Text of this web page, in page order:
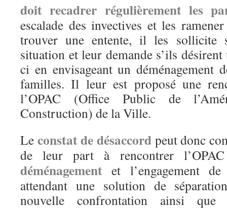
doit recadrer régulièrement les
escalade des invectives et les
trouver une entente, il les
situation et leur demande s’ils
ci en envisageant un déménagement
familles. Il leur est proposé une
l’OPAC (Office Public de
Construction) de la Ville.
Le constat de désaccordpeut donc
de leur part à rencontrer
déménagement et l’engagement
attendant une solution de
nouvelle confrontation ainsi